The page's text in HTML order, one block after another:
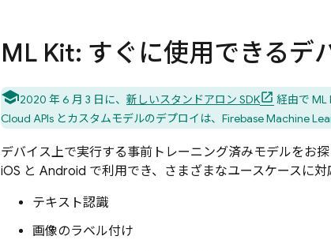
ML Kit: すぐに使用できるデ
2020 年 6 月 3 日に、 新しいスタンドアロン SDK 経由で ML
Cloud APIs とカスタムモデルのデプロイは、Firebase Machine
デバイス上で実行する事前トレーニング済みモデルをお探
iOS と Android で利用でき、さまざまなユースケースに対
テキスト認識
画像のラベル付け